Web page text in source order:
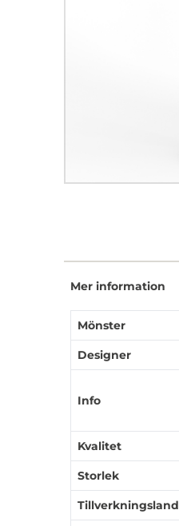
Mer information
Mönster
Designer
Info
Kvalitet
Storlek
Tillverkningsland